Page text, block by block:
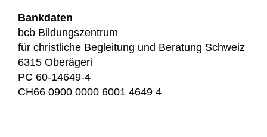
Bankdaten
bcb Bildungszentrum
für christliche Begleitung und Beratung Schweiz
6315 Oberägeri
PC 60-14649-4
CH66 0900 0000 6001 4649 4